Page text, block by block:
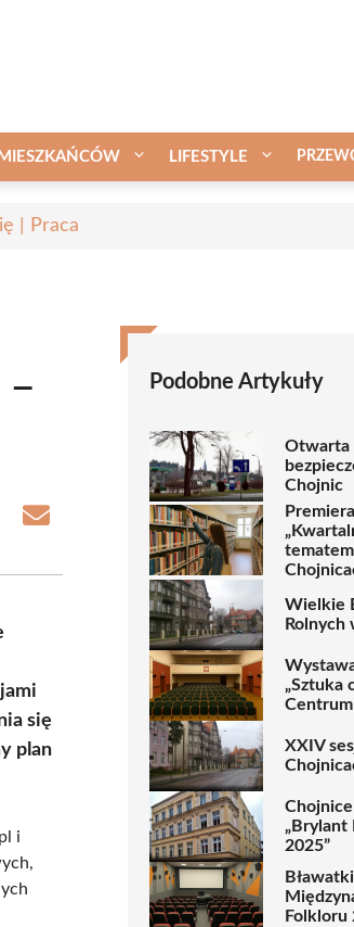
LIFESTYLE
| Praca
Share
się
plan
i
Podobne Artykuły
Otwarta
Chojnic
Wielkie
Rolnych
„Sztuka
XXIV
„Brylant
2025”
Folkloru